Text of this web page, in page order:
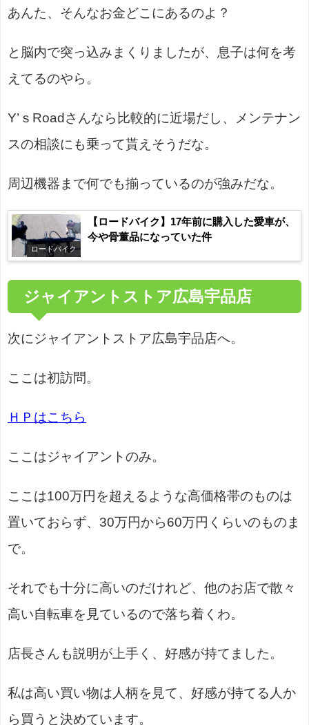
あんた、そんなお金どこにあるのよ？
と脳内で突っ込みまくりましたが、息子は何を考
えてるのやら。
Y’ｓRoadさんなら比較的に近場だし、メンテナン
スの相談にも乗って貰えそうだな。
周辺機器まで何でも揃っているのが強みだな。
ロードバイク
【ロードバイク】17年前に購入した愛車が、
今や骨董品になっていた件
ジャイアントストア広島宇品店
次にジャイアントストア広島宇品店へ。
ここは初訪問。
ＨＰはこちら
ここはジャイアントのみ。
ここは100万円を超えるような高価格帯のものは
置いておらず、30万円から60万円くらいのものま
で。
それでも十分に高いのだけれど、他のお店で散々
高い自転車を見ているので落ち着くわ。
店長さんも説明が上手く、好感が持てました。
私は高い買い物は人柄を見て、好感が持てる人か
ら買うと決めています。